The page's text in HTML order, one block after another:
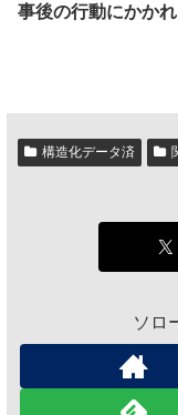
事後の行動にかかれ
構造化データ済
ソロ